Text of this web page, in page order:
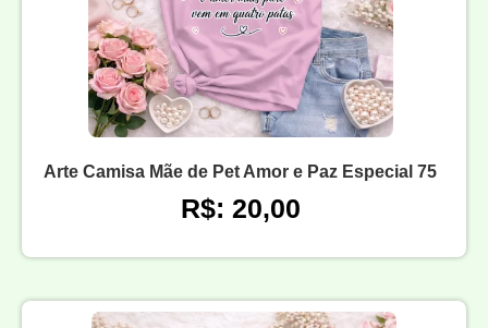
Arte Camisa Mãe de Pet Amor e Paz Especial 75
R$: 20,00